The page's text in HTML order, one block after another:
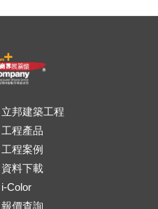
立邦建築工程
工程產品
工程案例
資料下載
i-Color
報價查詢